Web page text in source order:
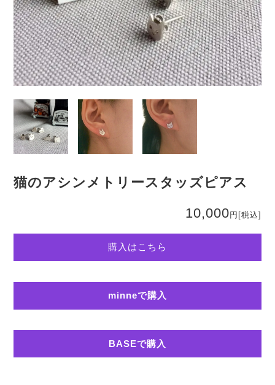
猫のアシンメトリースタッズピアス
10,000 円 [税込]
購入はこちら
minneで購入
BASEで購入